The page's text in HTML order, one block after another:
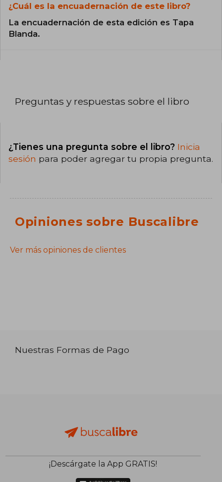
¿Cuál es la encuadernación de este libro?
La encuadernación de esta edición es Tapa
Blanda.
Preguntas y respuestas sobre el libro
¿Tienes una pregunta sobre el libro? Inicia
sesión para poder agregar tu propia pregunta.
Opiniones sobre Buscalibre
Ver más opiniones de clientes
Nuestras Formas de Pago
¡Descárgate la App GRATIS!